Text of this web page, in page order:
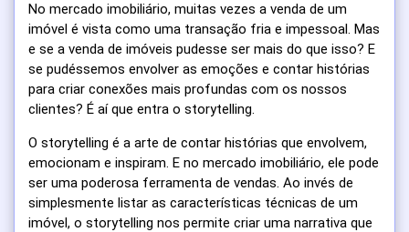
No mercado imobiliário, muitas vezes a venda de um
imóvel é vista como uma transação fria e impessoal. Mas
e se a venda de imóveis pudesse ser mais do que isso? E
se pudéssemos envolver as emoções e contar histórias
para criar conexões mais profundas com os nossos
clientes? É aí que entra o storytelling.
O storytelling é a arte de contar histórias que envolvem,
emocionam e inspiram. E no mercado imobiliário, ele pode
ser uma poderosa ferramenta de vendas. Ao invés de
simplesmente listar as características técnicas de um
imóvel, o storytelling nos permite criar uma narrativa que